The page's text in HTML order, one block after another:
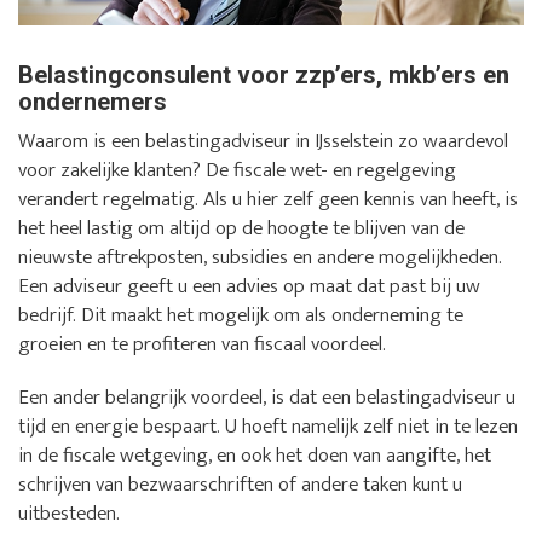
Belastingconsulent voor zzp’ers, mkb’ers en
ondernemers
Waarom is een belastingadviseur in IJsselstein zo waardevol
voor zakelijke klanten? De fiscale wet- en regelgeving
verandert regelmatig. Als u hier zelf geen kennis van heeft, is
het heel lastig om altijd op de hoogte te blijven van de
nieuwste aftrekposten, subsidies en andere mogelijkheden.
Een adviseur geeft u een advies op maat dat past bij uw
bedrijf. Dit maakt het mogelijk om als onderneming te
groeien en te profiteren van fiscaal voordeel.
Een ander belangrijk voordeel, is dat een belastingadviseur u
tijd en energie bespaart. U hoeft namelijk zelf niet in te lezen
in de fiscale wetgeving, en ook het doen van aangifte, het
schrijven van bezwaarschriften of andere taken kunt u
uitbesteden.